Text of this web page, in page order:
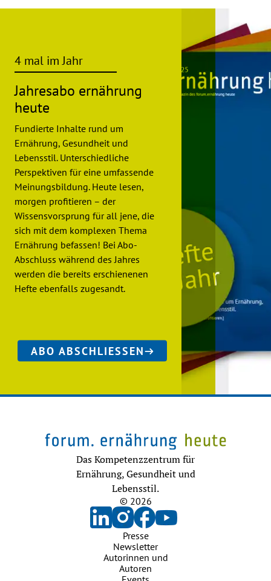
4 mal im Jahr
Jahresabo ernährung
heute
Fundierte Inhalte rund um
Ernährung, Gesundheit und
Lebensstil. Unterschiedliche
Perspektiven für eine umfassende
Meinungsbildung. Heute lesen,
morgen profitieren – der
Wissensvorsprung für all jene, die
sich mit dem komplexen Thema
Ernährung befassen! Bei Abo-
Abschluss während des Jahres
werden die bereits erschienenen
Hefte ebenfalls zugesandt.
ABO ABSCHLIESSEN
Das Kompetenzzentrum für
Ernährung, Gesundheit und
Lebensstil.
© 2026
Presse
Newsletter
Autorinnen und
Autoren